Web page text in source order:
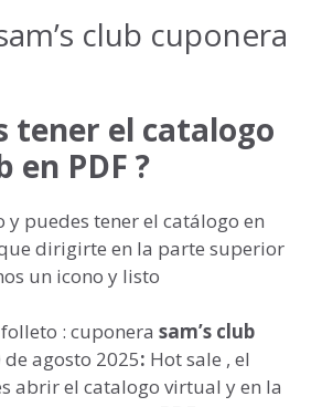
club cuponera
tener el catalogo
en PDF ?
puedes tener el catálogo en
dirigirte en la parte superior
un icono y listo
: cuponera sam’s club
de agosto 2025: Hot sale , el
abrir el catalogo virtual y en la